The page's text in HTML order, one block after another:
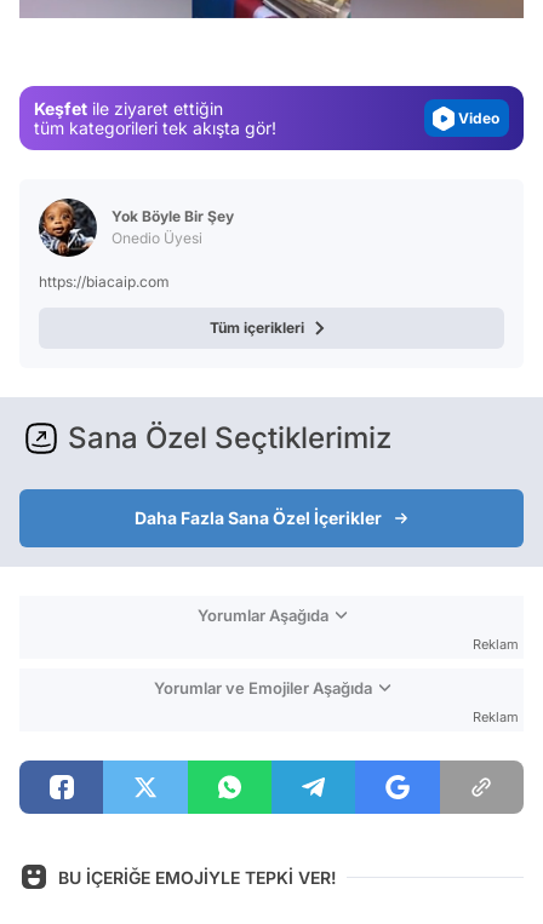
Keşfet ile ziyaret ettiğin
tüm kategorileri tek akışta gör!
Video
Yok Böyle Bir Şey
Onedio Üyesi
https://biacaip.com
Tüm içerikleri
Sana Özel Seçtiklerimiz
Daha Fazla Sana Özel İçerikler
Yorumlar Aşağıda
Reklam
Yorumlar ve Emojiler Aşağıda
Reklam
BU İÇERİĞE EMOJİYLE TEPKİ VER!